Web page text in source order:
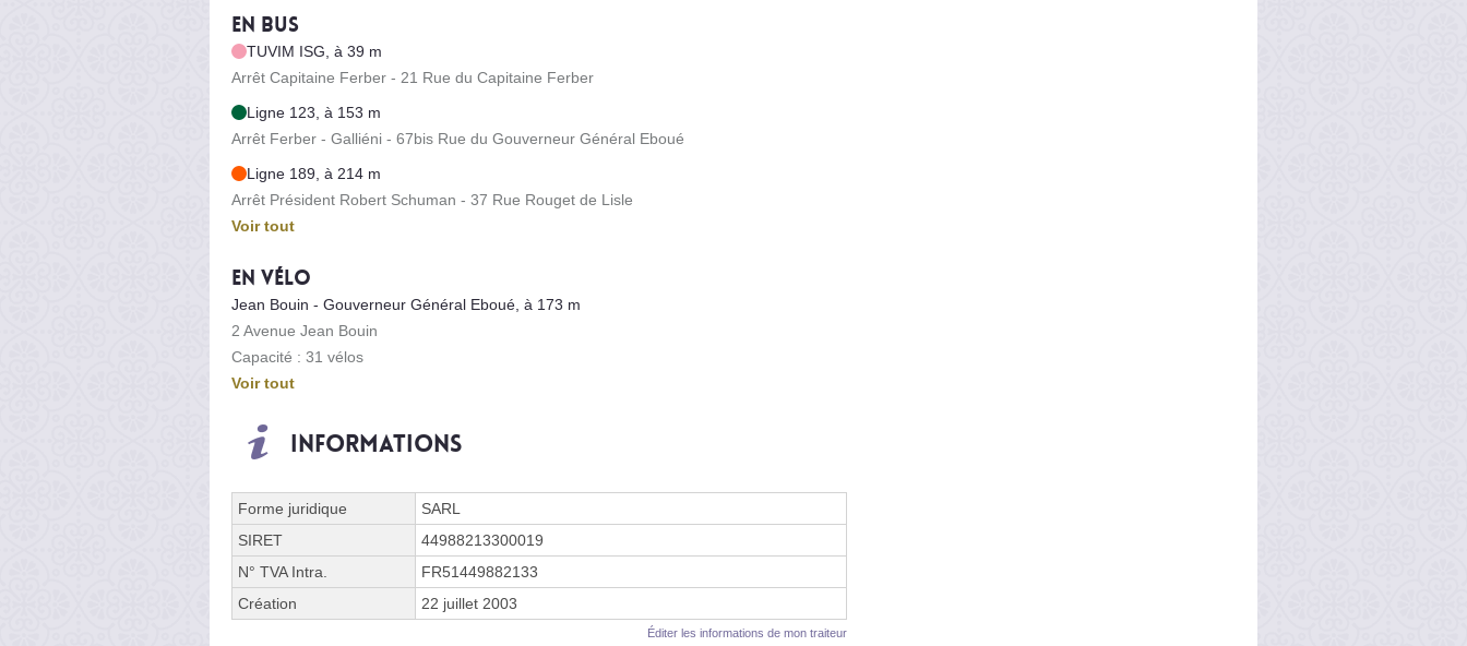
En bus
TUVIM ISG, à 39 m
Arrêt Capitaine Ferber - 21 Rue du Capitaine Ferber
Ligne 123, à 153 m
Arrêt Ferber - Galliéni - 67bis Rue du Gouverneur Général Eboué
Ligne 189, à 214 m
Arrêt Président Robert Schuman - 37 Rue Rouget de Lisle
Voir tout
En vélo
Jean Bouin - Gouverneur Général Eboué, à 173 m
2 Avenue Jean Bouin
Capacité : 31 vélos
Voir tout
Informations
Forme juridique
SARL
SIRET
44988213300019
N° TVA Intra.
FR51449882133
Création
22 juillet 2003
Éditer les informations de mon traiteur